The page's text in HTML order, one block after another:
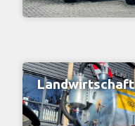
Landwirtschaft